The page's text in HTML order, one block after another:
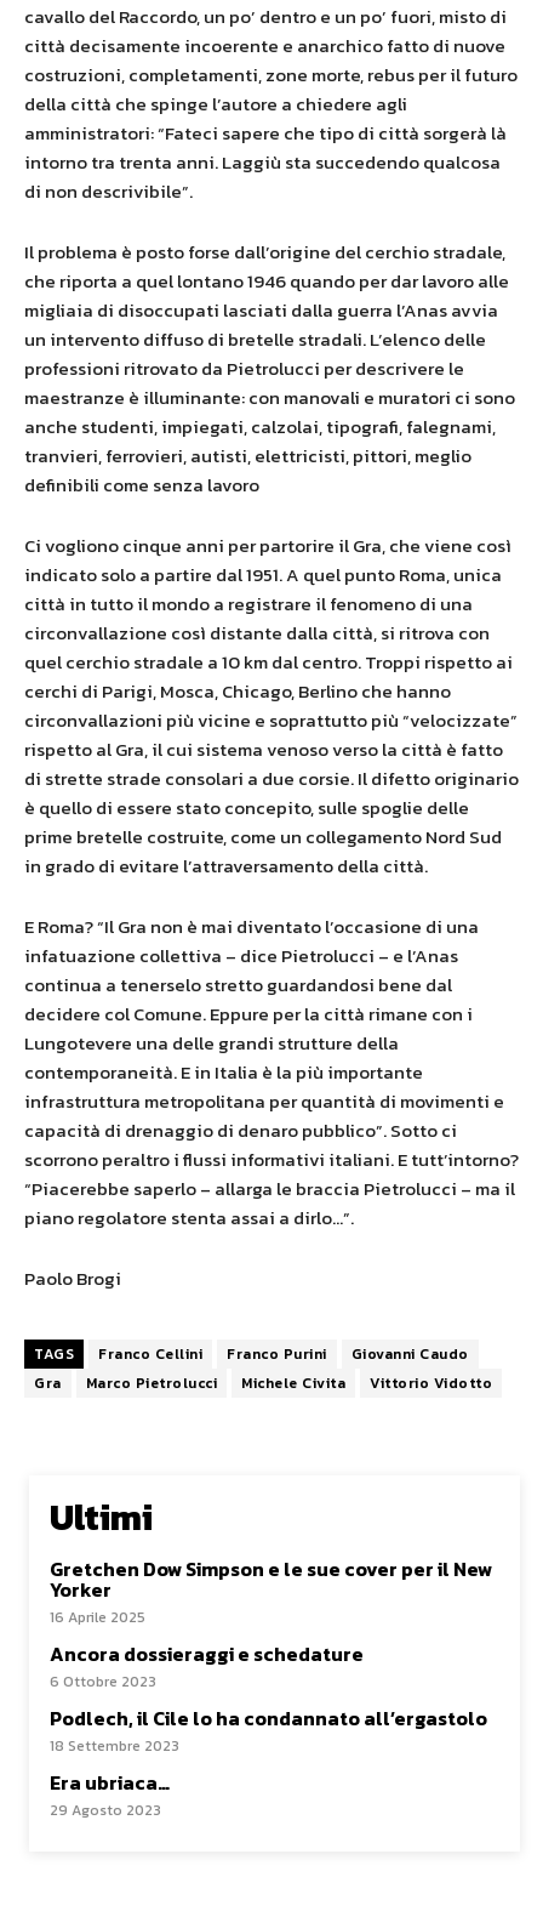
cavallo del Raccordo, un po’ dentro e un po’ fuori, misto di
città decisamente incoerente e anarchico fatto di nuove
costruzioni, completamenti, zone morte, rebus per il futuro
della città che spinge l’autore a chiedere agli
amministratori: “Fateci sapere che tipo di città sorgerà là
intorno tra trenta anni. Laggiù sta succedendo qualcosa
di non descrivibile”.
Il problema è posto forse dall’origine del cerchio stradale,
che riporta a quel lontano 1946 quando per dar lavoro alle
migliaia di disoccupati lasciati dalla guerra l’Anas avvia
un intervento diffuso di bretelle stradali. L’elenco delle
professioni ritrovato da Pietrolucci per descrivere le
maestranze è illuminante: con manovali e muratori ci sono
anche studenti, impiegati, calzolai, tipografi, falegnami,
tranvieri, ferrovieri, autisti, elettricisti, pittori, meglio
definibili come senza lavoro
Ci vogliono cinque anni per partorire il Gra, che viene così
indicato solo a partire dal 1951. A quel punto Roma, unica
città in tutto il mondo a registrare il fenomeno di una
circonvallazione così distante dalla città, si ritrova con
quel cerchio stradale a 10 km dal centro. Troppi rispetto ai
cerchi di Parigi, Mosca, Chicago, Berlino che hanno
circonvallazioni più vicine e soprattutto più “velocizzate”
rispetto al Gra, il cui sistema venoso verso la città è fatto
di strette strade consolari a due corsie. Il difetto originario
è quello di essere stato concepito, sulle spoglie delle
prime bretelle costruite, come un collegamento Nord Sud
in grado di evitare l’attraversamento della città.
E Roma? “Il Gra non è mai diventato l’occasione di una
infatuazione collettiva – dice Pietrolucci – e l’Anas
continua a tenerselo stretto guardandosi bene dal
decidere col Comune. Eppure per la città rimane con i
Lungotevere una delle grandi strutture della
contemporaneità. E in Italia è la più importante
infrastruttura metropolitana per quantità di movimenti e
capacità di drenaggio di denaro pubblico”. Sotto ci
scorrono peraltro i flussi informativi italiani. E tutt’intorno?
“Piacerebbe saperlo – allarga le braccia Pietrolucci – ma il
piano regolatore stenta assai a dirlo…”.
Paolo Brogi
TAGS Franco Cellini Franco Purini
Giovanni Caudo
Gra
Marco Pietrolucci Michele Civita Vittorio Vidotto
Ultimi
Gretchen Dow Simpson e le sue cover per il New
Yorker
16 Aprile 2025
Ancora dossieraggi e schedature
6 Ottobre 2023
Podlech, il Cile lo ha condannato all’ergastolo
18 Settembre 2023
Era ubriaca…
29 Agosto 2023